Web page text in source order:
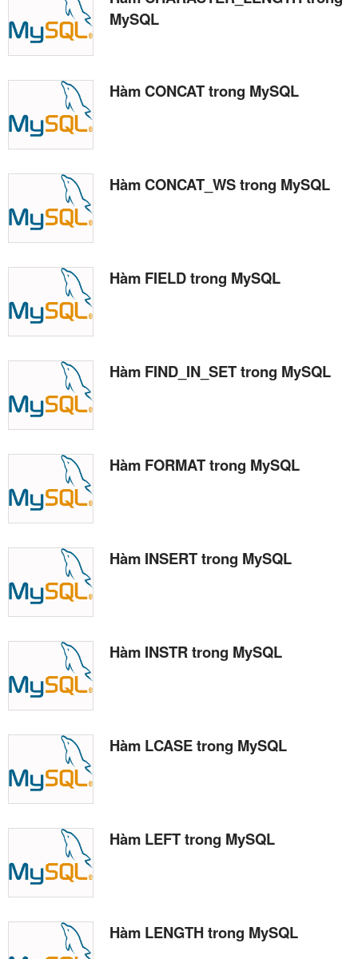
MySQL
Hàm CONCAT trong MySQL
Hàm CONCAT_WS trong MySQL
Hàm FIELD trong MySQL
Hàm FIND_IN_SET trong MySQL
Hàm FORMAT trong MySQL
Hàm INSERT trong MySQL
Hàm INSTR trong MySQL
Hàm LCASE trong MySQL
Hàm LEFT trong MySQL
Hàm LENGTH trong MySQL